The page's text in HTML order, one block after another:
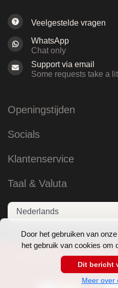
Door het gebruiken van
het gebruik van cookies om
Dit bericht
Meer over
Veelgestelde vragen
WhatsApp
Chat only
Support via email
Some requests take a
Openingstijden
Socials
Klantenservice
Taal & Valuta
© Copyright 2026 RoB
- Powered by